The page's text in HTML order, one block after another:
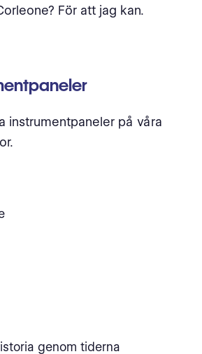
För att jag kan.
instrumentpaneler på våra
genom tiderna